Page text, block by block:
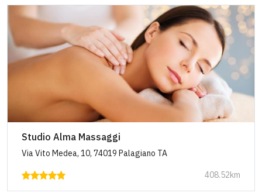
Studio Alma Massaggi
Via Vito Medea, 10, 74019 Palagiano TA
408.52km